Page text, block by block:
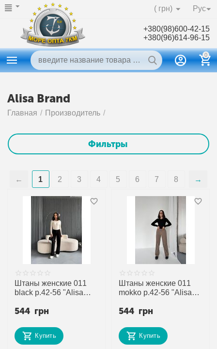
Рус
( грн)
+380(98)600-42-15
+380(96)614-96-15
0
Alisa Brand
Главная / Производитель /
Фильтры
1 2 3 4 5 6 7 8
Штаны женские 011
black р.42-56 "Alisa
от прямого
544 грн
Купить
Штаны женские 011
mokko р.42-56 "Alisa
от прямого
544 грн
Купить